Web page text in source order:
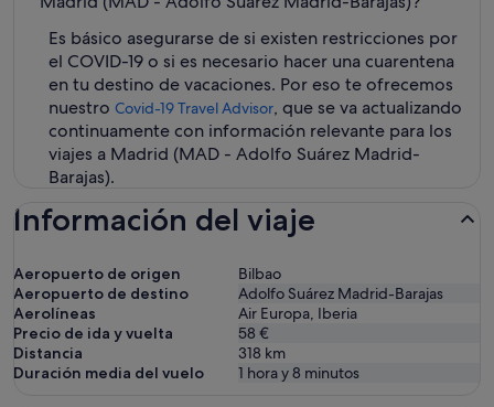
Es básico asegurarse de si existen restricciones por
el COVID-19 o si es necesario hacer una cuarentena
en tu destino de vacaciones. Por eso te ofrecemos
nuestro Covid-19 Travel Advisor, que se va actualizando
continuamente con información relevante para los
viajes a Madrid (MAD - Adolfo Suárez Madrid-
Barajas).
Información del viaje
Aeropuerto de origen
Bilbao
Aeropuerto de destino
Adolfo Suárez Madrid-Barajas
Aerolíneas
Air Europa, Iberia
Precio de ida y vuelta
58 €
Distancia
318 km
Duración media del vuelo
1 hora y 8 minutos